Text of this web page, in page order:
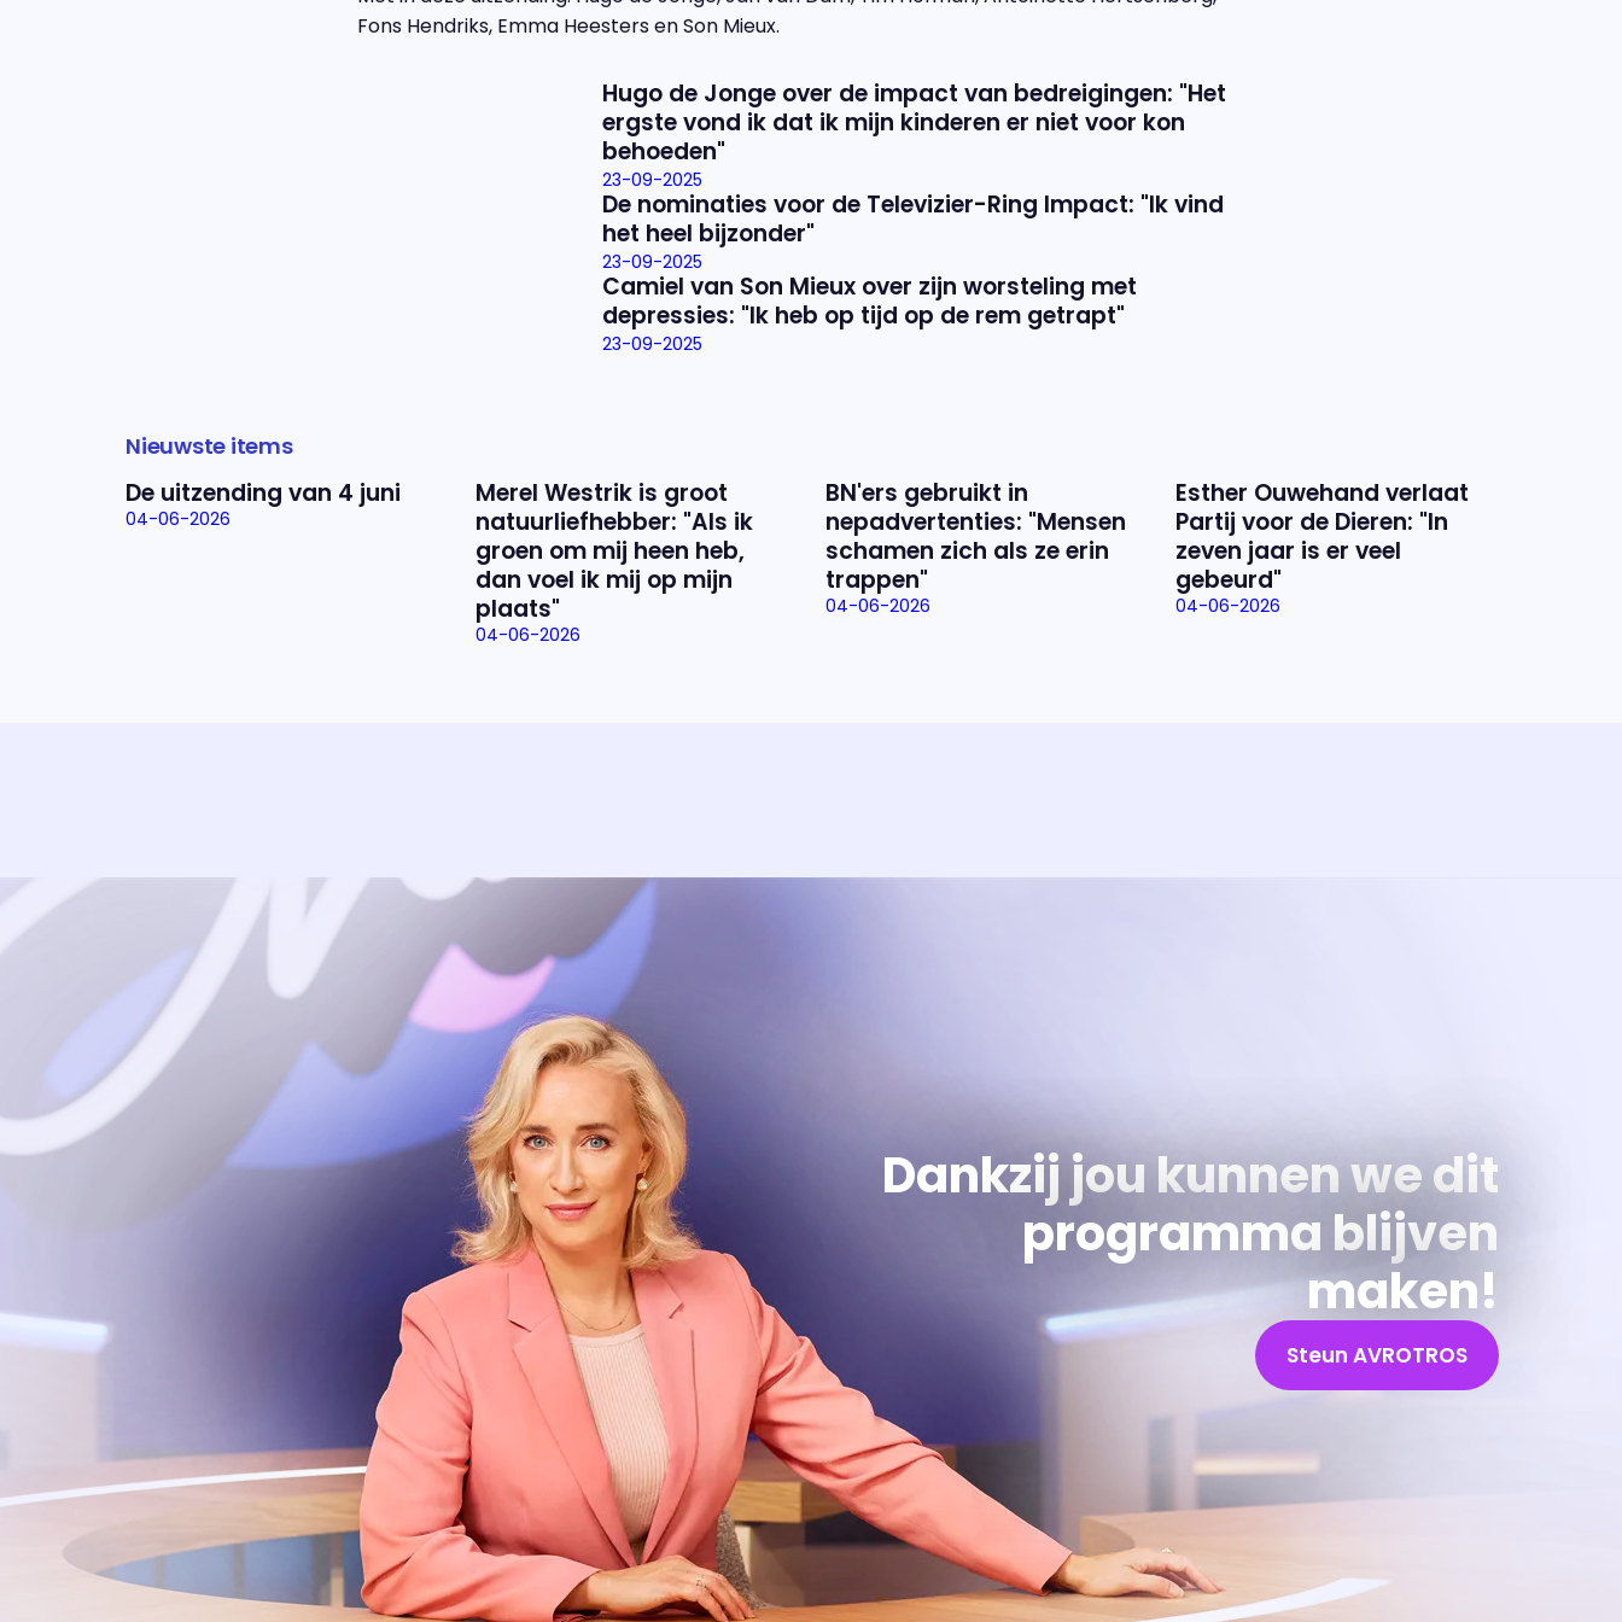
Fons Hendriks, Emma Heesters en Son Mieux.
Hugo de Jonge over de impact van bedreigingen: "Het
ergste vond ik dat ik mijn kinderen er niet voor kon
behoeden"
23-09-2025
De nominaties voor de Televizier-Ring Impact: "Ik vind
het heel bijzonder"
23-09-2025
Camiel van Son Mieux over zijn worsteling met
depressies: "Ik heb op tijd op de rem getrapt"
23-09-2025
Nieuwste items
De uitzending van 4 juni
04-06-2026
Merel Westrik is groot
natuurliefhebber: "Als ik
groen om mij heen heb,
dan voel ik mij op mijn
plaats"
04-06-2026
BN'ers gebruikt in
nepadvertenties: "Mensen
schamen zich als ze erin
trappen"
04-06-2026
Esther Ouwehand verlaat
Partij voor de Dieren: "In
zeven jaar is er veel
gebeurd"
04-06-2026
Dankzij jou kunnen we dit
programma blijven
maken!
Steun AVROTROS